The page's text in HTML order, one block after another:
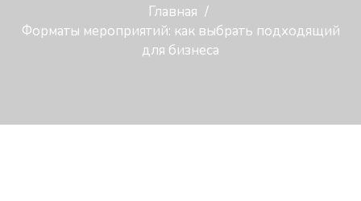
Главная
Форматы мероприятий: как выбрать подходящий
для бизнеса